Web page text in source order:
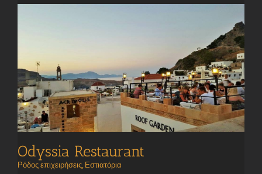
Odyssia Restaurant
Ρόδος επιχειρήσεις, Εστιατόρια